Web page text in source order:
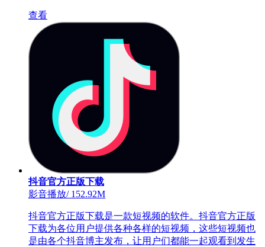
查看
抖音官方正版下载
影音播放/152.92M
抖音官方正版下载是一款短视频的软件。抖音官方正版
下载为各位用户提供各种各样的短视频，这些短视频也
是由各个抖音博主发布，让用户们都能一起观看到发生